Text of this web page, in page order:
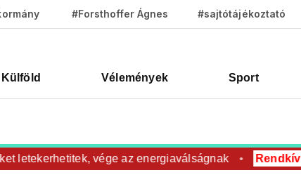
#Forsthoffer Ágnes #sajtótájékoztató
Külföld Vélemények Sport
vége az energiaválságnak Rendkívüli